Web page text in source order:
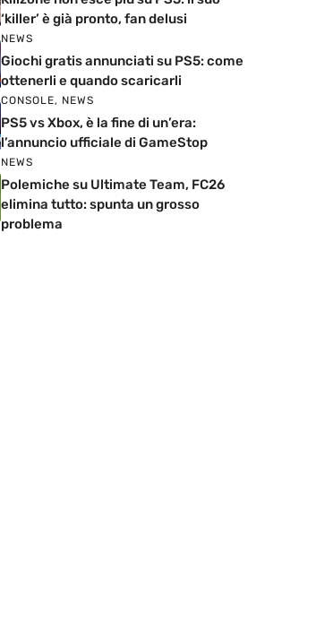
‘killer’ è già pronto, fan delusi
NEWS
Giochi gratis annunciati su PS5: come
ottenerli e quando scaricarli
CONSOLE, NEWS
PS5 vs Xbox, è la fine di un’era:
l’annuncio ufficiale di GameStop
NEWS
Polemiche su Ultimate Team, FC26
elimina tutto: spunta un grosso
problema